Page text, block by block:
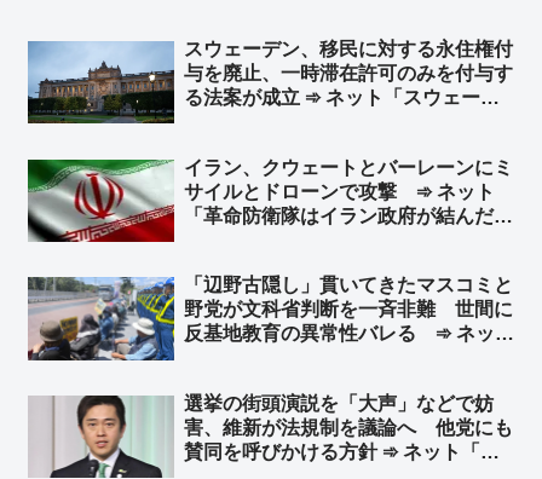
スウェーデン、移民に対する永住権付
与を廃止、一時滞在許可のみを付与す
る法案が成立 ➾ ネット「スウェーデ
くれたから日本は難民や移民は受け入
れないようにしないとな」
イラン、クウェートとバーレーンにミ
サイルとドローンで攻撃 ➾ ネット
「革命防衛隊はイラン政府が結んだ停
「辺野古隠し」貫いてきたマスコミと
野党が文科省判断を一斉非難 世間に
反基地教育の異常性バレる ➾ ネット
できなくなっちゃったんだな」
選挙の街頭演説を「大声」などで妨
害、維新が法規制を議論へ 他党にも
賛同を呼びかける方針 ➾ ネット「あ